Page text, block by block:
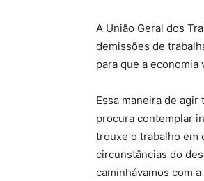
A União Geral dos
demissões de
para que a
Essa maneira de agir
procura contemplar
trouxe o trabalho em
circunstâncias do
caminhávamos com